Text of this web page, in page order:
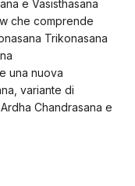
e Vasisthasana
che comprende
Trikonasana
una nuova
variante di
Chandrasana e